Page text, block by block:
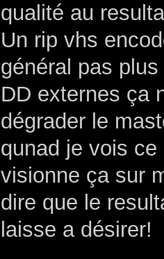
qualité au
Un rip vhs
général pas
DD externes ça
dégrader le
qunad je vois
visionne ça sur
dire que le
laisse a désirer!